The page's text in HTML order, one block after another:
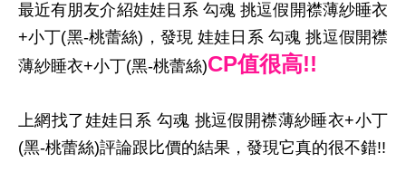
最近有朋友介紹娃娃日系 勾魂 挑逗假開襟薄紗睡衣
+小丁(黑-桃蕾絲)，發現 娃娃日系 勾魂 挑逗假開襟
薄紗睡衣+小丁(黑-桃蕾絲)CP值很高!!
上網找了娃娃日系 勾魂 挑逗假開襟薄紗睡衣+小丁
(黑-桃蕾絲)評論跟比價的結果，發現它真的很不錯!!